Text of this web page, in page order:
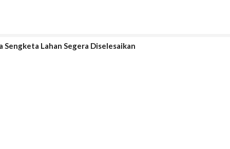
Lahan Segera Diselesaikan